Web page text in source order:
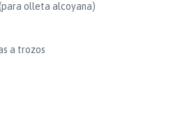
olleta alcoyana)
a trozos